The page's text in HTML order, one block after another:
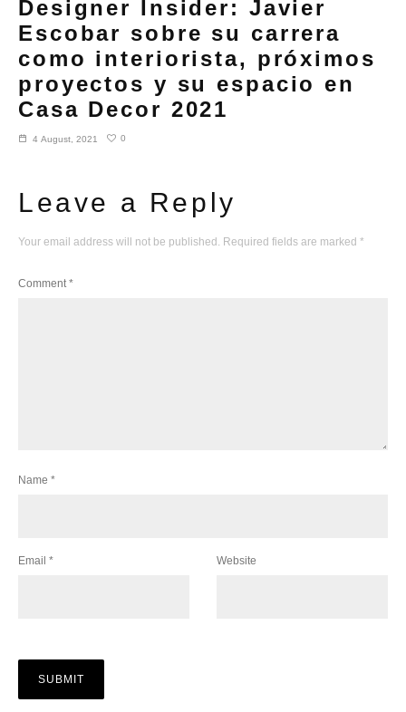
Designer Insider: Javier
Escobar sobre su carrera
como interiorista, próximos
proyectos y su espacio en
Casa Decor 2021
4 August, 2021 0
Leave a Reply
Your email address will not be published. Required fields are marked *
Comment *
Name *
Email * Website